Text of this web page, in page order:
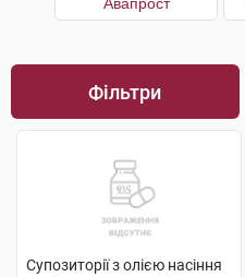
Фільтри
Супозиторії з олією насіння